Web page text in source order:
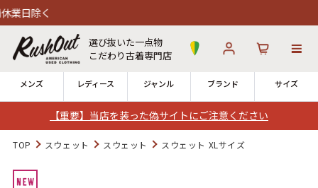
【重要】当店を装った偽サイトにご注意ください
選び抜いた一点物
こだわり古着専門店
メンズ レディース ジャンル ブランド サイズ
ログイン
TOP スウェット スウェット スウェット XLサイズ